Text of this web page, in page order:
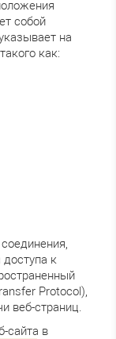
собой
на
как:
доступа к
Protocol),
веб-страниц.
сайта в